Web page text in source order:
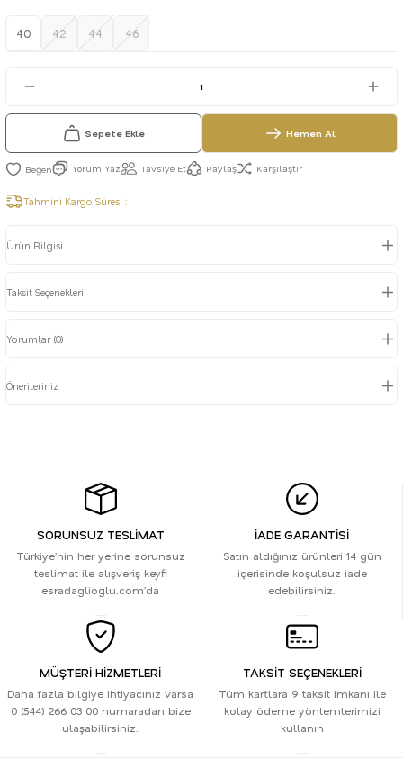
40 42 44 46
Sepete Ekle Hemen Al
Yorum Yaz Tavsiye Et Paylaş Karşılaştır
Tahmini Kargo Süresi :
Ürün Bilgisi
Taksit Seçenekleri
Yorumlar (0)
Önerileriniz
SORUNSUZ TESLİMAT
Türkiye’nin her yerine sorunsuz
teslimat ile alışveriş keyfi
esradaglioglu.com’da
İADE GARANTİSİ
Satın aldığınız ürünleri 14 gün
içerisinde koşulsuz iade
edebilirsiniz.
MÜŞTERİ HİZMETLERİ
Daha fazla bilgiye ihtiyacınız varsa
0 (544) 266 03 00 numaradan bize
ulaşabilirsiniz.
TAKSİT SEÇENEKLERİ
Tüm kartlara 9 taksit imkanı ile
kolay ödeme yöntemlerimizi
kullanın